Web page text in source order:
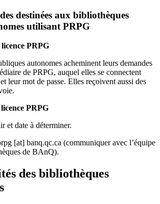
destinées aux bibliothèques
utilisant PRPG
PRPG
autonomes acheminent leurs demandes
de PRPG, auquel elles se connectent
leur mot de passe. Elles reçoivent aussi des
PRPG
et date à déterminer.
[at] banq.qc.ca (communiquer avec l’équipe
de BAnQ).
des bibliothèques